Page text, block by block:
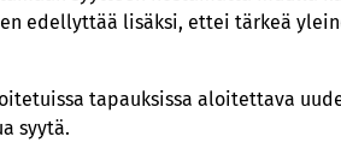
edellyttää lisäksi, ettei tärkeä
tapauksissa aloitettava
syytä.